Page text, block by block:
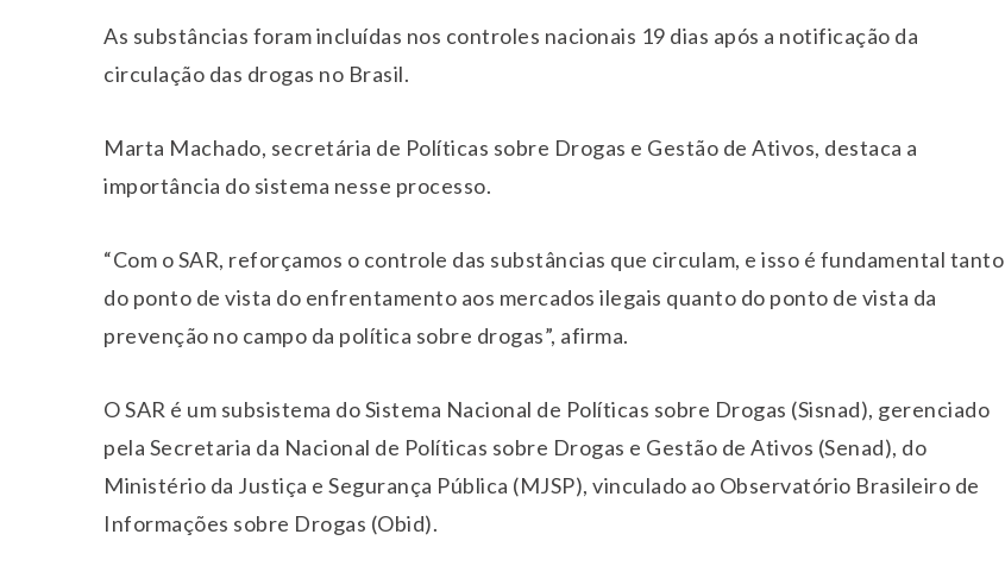
As substâncias foram incluídas nos controles nacionais 19 dias após a notificação da
circulação das drogas no Brasil.
Marta Machado, secretária de Políticas sobre Drogas e Gestão de Ativos, destaca a
importância do sistema nesse processo.
“Com o SAR, reforçamos o controle das substâncias que circulam, e isso é fundamental tanto
do ponto de vista do enfrentamento aos mercados ilegais quanto do ponto de vista da
prevenção no campo da política sobre drogas”, afirma.
O SAR é um subsistema do Sistema Nacional de Políticas sobre Drogas (Sisnad), gerenciado
pela Secretaria da Nacional de Políticas sobre Drogas e Gestão de Ativos (Senad), do
Ministério da Justiça e Segurança Pública (MJSP), vinculado ao Observatório Brasileiro de
Informações sobre Drogas (Obid).